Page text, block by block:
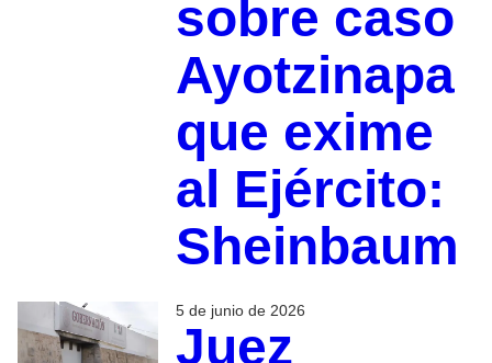
sobre caso
Ayotzinapa
que exime
al Ejército:
Sheinbaum
5 de junio de 2026
Juez